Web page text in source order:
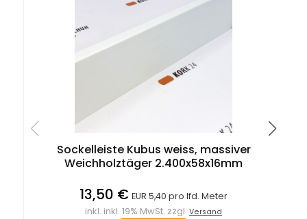
Sockelleiste Kubus weiss, massiver
Weichholztäger 2.400x58x16mm
13,50 € EUR 5,40 pro lfd. Meter
inkl. inkl. 19% MwSt. zzgl.Versand